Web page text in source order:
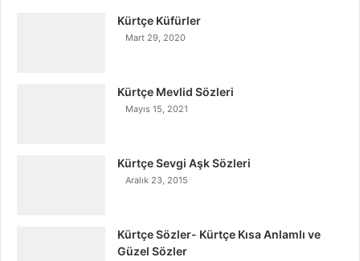
Kürtçe Küfürler
Mart 29, 2020
Kürtçe Mevlid Sözleri
Mayıs 15, 2021
Kürtçe Sevgi Aşk Sözleri
Aralık 23, 2015
Kürtçe Sözler- Kürtçe Kısa Anlamlı ve
Güzel Sözler